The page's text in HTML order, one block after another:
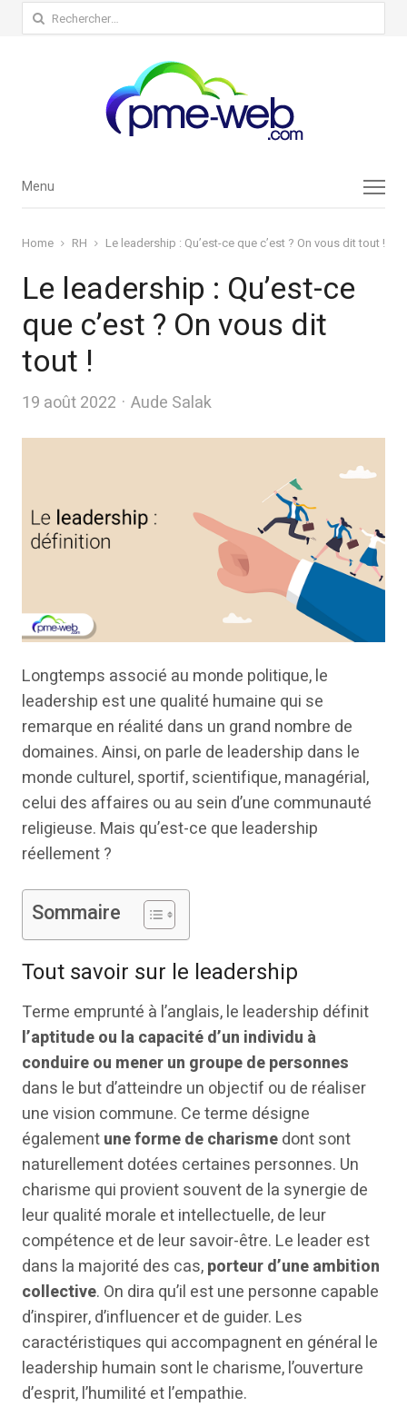
Rechercher :
Menu
Menu
Home RH Le leadership : Qu’est-ce que c’est ? On vous dit tout !
Le leadership : Qu’est-ce
que c’est ? On vous dit
tout !
19 août 2022 Author
Aude Salak
Longtemps associé au monde politique, le
leadership est une qualité humaine qui se
remarque en réalité dans un grand nombre de
domaines. Ainsi, on parle de leadership dans le
monde culturel, sportif, scientifique, managérial,
celui des affaires ou au sein d’une communauté
religieuse. Mais qu’est-ce que leadership
réellement ?
Sommaire
Tout savoir sur le leadership
Terme emprunté à l’anglais, le leadership définit
l’aptitude ou la capacité d’un individu à
conduire ou mener un groupe de personnes
dans le but d’atteindre un objectif ou de réaliser
une vision commune. Ce terme désigne
égalementune forme de charismedont sont
naturellement dotées certaines personnes. Un
charisme qui provient souvent de la synergie de
leur qualité morale et intellectuelle, de leur
compétence et de leur savoir-être. Le leader est
dans la majorité des cas,porteur d’une ambition
collective. On dira qu’il est une personne capable
d’inspirer, d’influencer et de guider. Les
caractéristiques qui accompagnent en général le
leadership humain sont le charisme, l’ouverture
d’esprit, l’humilité et l’empathie.